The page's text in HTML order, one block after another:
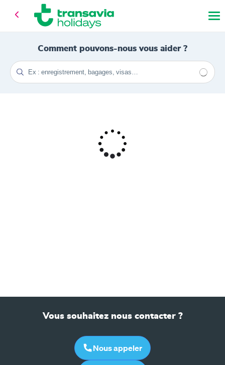
Comment pouvons-nous vous aider ?
Vous souhaitez nous contacter ?
Nous appeler